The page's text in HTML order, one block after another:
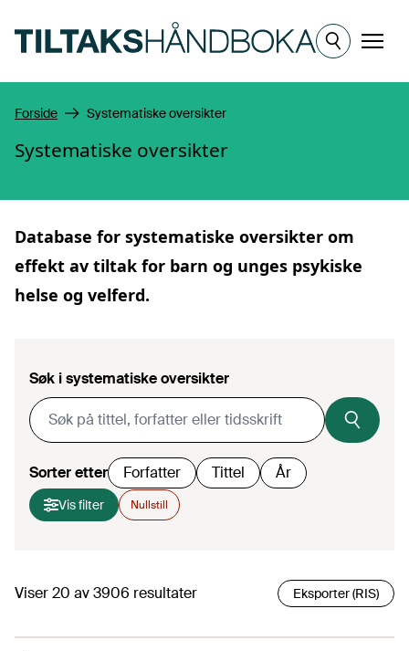
Meny
Forside Systematiske oversikter
Systematiske oversikter
Database for systematiske oversikter om
effekt av tiltak for barn og unges psykiske
helse og velferd.
Søk i systematiske oversikter
Sorter etter Forfatter Tittel År
Vis filter Nullstill
Viser20 av3906 resultater Eksporter (RIS)